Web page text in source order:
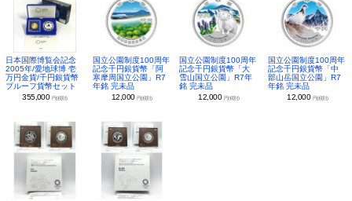
日本国際博覧会記念
2005年/愛地球博 壱
万円金貨/千円銀貨幣
プルーフ貨幣セット
355,000 円(税別)
国立公園制度100周年
記念千円銀貨幣「阿
寒摩周国立公園」R7
年銘 完未品
12,000 円(税別)
国立公園制度100周年
記念千円銀貨幣「大
雪山国立公園」R7年
銘 完未品
12,000 円(税別)
国立公園制度100周年
記念千円銀貨幣「中
部山岳国立公園」R7
年銘 完未品
12,000 円(税別)